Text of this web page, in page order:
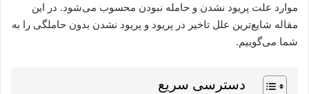
موارد علت پریود نشدن و حامله نبودن محسوب می‌شود. در این
مقاله شایع‌ترین علل تاخیر در پریود و پریود نشدن بدون حاملگی را به
شما می‌گوییم.
دسترسی سریع